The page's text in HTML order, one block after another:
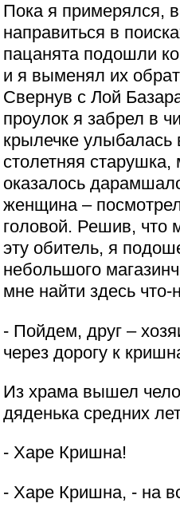
Пока я примерялся,
направиться в
пацанята подошли
и я выменял их
Свернув с Лой
проулок я забрел в
крылечке улыбалась
столетняя старушка,
оказалось
женщина –
головой. Решив, что
эту обитель, я
небольшого
мне найти здесь
- Пойдем, друг –
через дорогу к
Из храма вышел
дяденька средних
- Харе Кришна!
- Харе Кришна, - на